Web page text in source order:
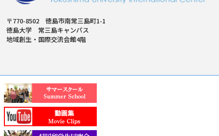
〒770-8502 徳島市南常三島町1-1
徳島大学 常三島キャンパス
地域創生・国際交流会館4階